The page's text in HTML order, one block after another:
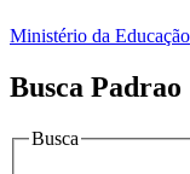
Ministério da Educação
Busca Padrao
Busca